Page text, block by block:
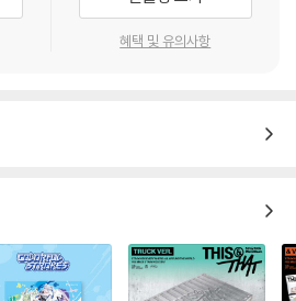
혜택 및 유의사항